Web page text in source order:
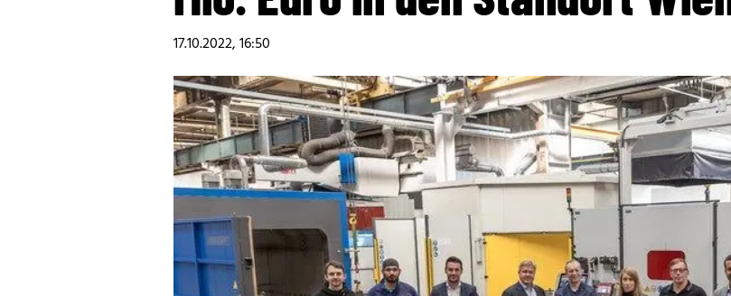
17.10.2022, 16:50